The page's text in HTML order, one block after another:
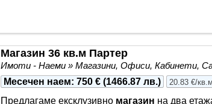
Магазин 36 кв.м Партер
Имоти - Наеми » Магазини, Офиси, Кабинети,
Месечен наем: 750 € (1466.87 лв.) 20.83 €/кв.м
Предлагаме ексклузивно магазин на два